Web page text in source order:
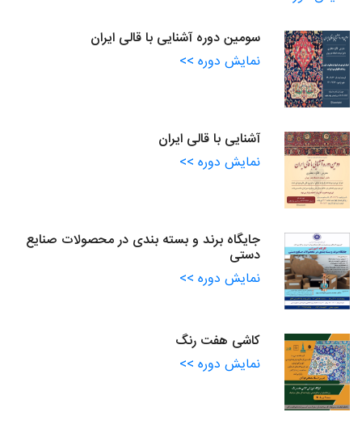
سومین دوره آشنایی با قالی ایران
نمایش دوره >>
آشنایی با قالی ایران
نمایش دوره >>
جایگاه برند و بسته بندی در محصولات صنایع
دستی
نمایش دوره >>
کاشی هفت رنگ
نمایش دوره >>